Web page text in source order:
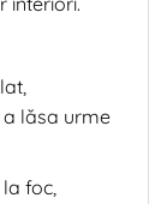
lăsa urme
foc,